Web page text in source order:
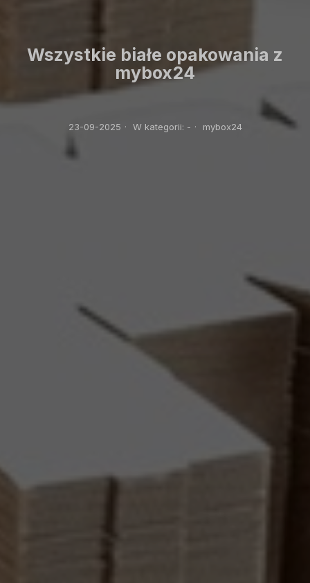
Wszystkie białe opakowania z
mybox24
23-09-2025 · W kategorii: - · mybox24